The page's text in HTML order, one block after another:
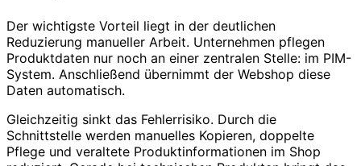
Der wichtigste Vorteil liegt in der deutlichen
Reduzierung manueller Arbeit. Unternehmen pflegen
Produktdaten nur noch an einer zentralen Stelle: im PIM-
System. Anschließend übernimmt der Webshop diese
Daten automatisch.
Gleichzeitig sinkt das Fehlerrisiko. Durch die
Schnittstelle werden manuelles Kopieren, doppelte
Pflege und veraltete Produktinformationen im Shop